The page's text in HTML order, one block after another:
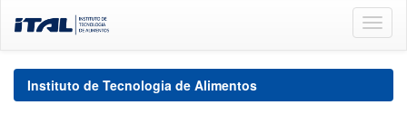
navigation
Instituto de Tecnologia de Alimentos